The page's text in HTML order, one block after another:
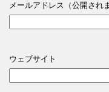
メールアドレス（公開され
ウェブサイト